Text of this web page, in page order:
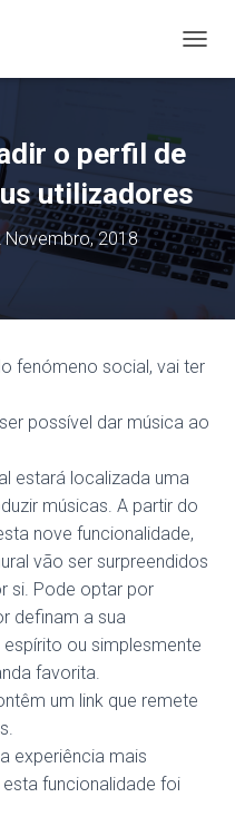
L
A
N
A
V
Ç
O
o perfil de
utilizadores
Novembro, 2018
fenómeno social, vai ter
possível dar música ao
estará localizada uma
músicas. A partir do
nove funcionalidade,
vão ser surpreendidos
si. Pode optar por
definam a sua
ou simplesmente
favorita.
um link que remete
experiência mais
funcionalidade foi